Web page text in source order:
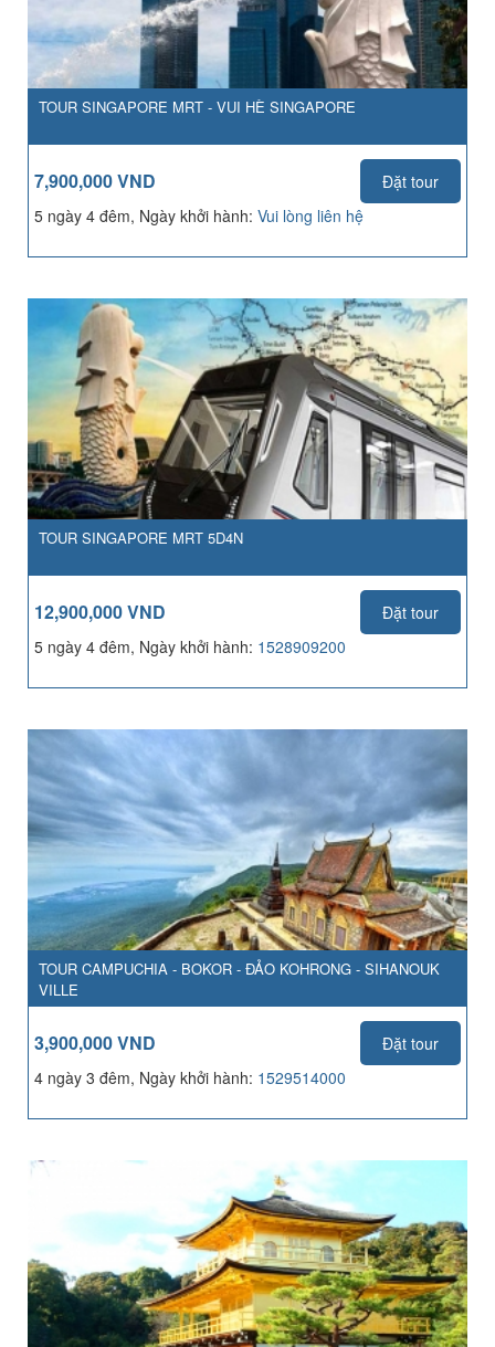
TOUR SINGAPORE MRT - VUI HÈ SINGAPORE
7,900,000 VND
Đặt tour
5 ngày 4 đêm, Ngày khởi hành: Vui lòng liên hệ
TOUR SINGAPORE MRT 5D4N
12,900,000 VND
Đặt tour
5 ngày 4 đêm, Ngày khởi hành: 1528909200
TOUR CAMPUCHIA - BOKOR - ĐẢO KOHRONG - SIHANOUK
VILLE
3,900,000 VND
Đặt tour
4 ngày 3 đêm, Ngày khởi hành: 1529514000